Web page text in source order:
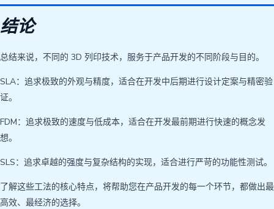
结论
总结来说，不同的 3D 列印技术，服务于产品开发的不同阶段与目的。
SLA：追求极致的外观与精度，适合在开发中后期进行设计定案与精密验
证。
FDM：追求极致的速度与低成本，适合在开发最前期进行快速的概念发
想。
SLS：追求卓越的强度与复杂结构的实现，适合进行严苛的功能性测试。
了解这些工法的核心特点，将帮助您在产品开发的每一个环节，都做出最
高效、最经济的选择。